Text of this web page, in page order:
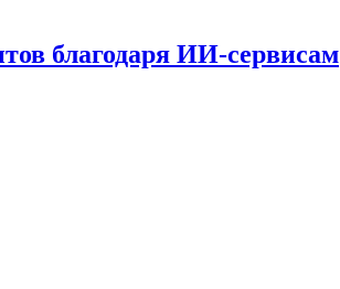
благодаря ИИ-сервисам